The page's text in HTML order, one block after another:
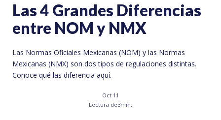
Las 4 Grandes Diferencias
entre NOM y NMX
Las Normas Oficiales Mexicanas (NOM) y las Normas
Mexicanas (NMX) son dos tipos de regulaciones distintas.
Conoce qué las diferencia aquí.
Oct 11
Lectura de3min.